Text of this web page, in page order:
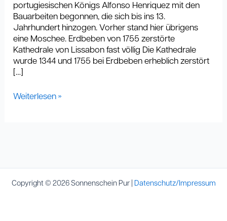
portugiesischen Königs Alfonso Henriquez mit den
Bauarbeiten begonnen, die sich bis ins 13.
Jahrhundert hinzogen. Vorher stand hier übrigens
eine Moschee. Erdbeben von 1755 zerstörte
Kathedrale von Lissabon fast völlig Die Kathedrale
wurde 1344 und 1755 bei Erdbeben erheblich zerstört
[…]
Weiterlesen »
Copyright © 2026 Sonnenschein Pur | Datenschutz/Impressum